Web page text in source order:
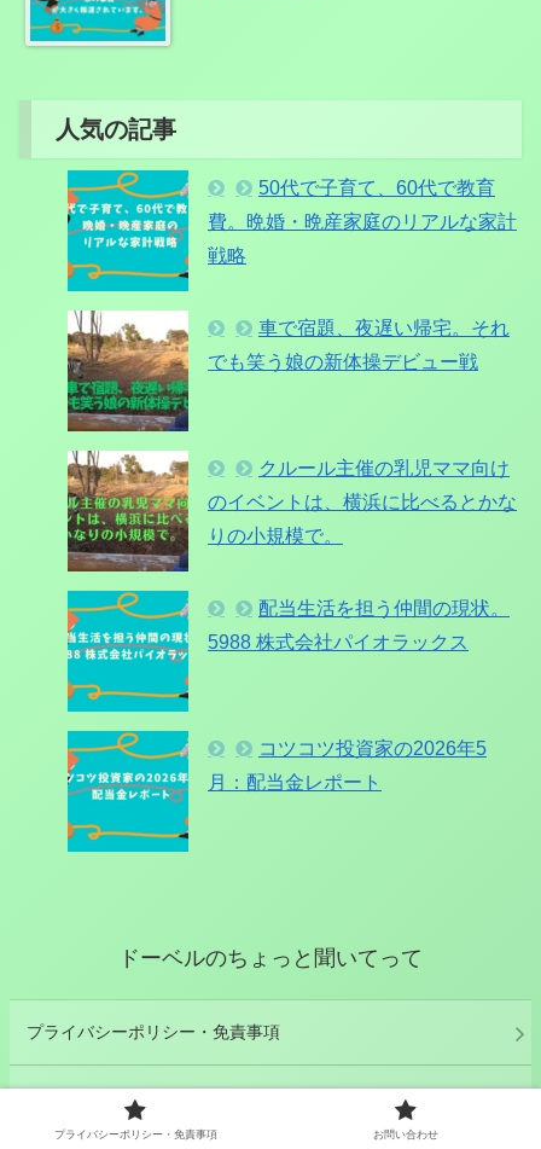
人気の記事
50代で子育て、60代で教育
費。晩婚・晩産家庭のリアルな家計
戦略
車で宿題、夜遅い帰宅。それ
でも笑う娘の新体操デビュー戦
クルール主催の乳児ママ向け
のイベントは、横浜に比べるとかな
りの小規模で。
配当生活を担う仲間の現状。
5988 株式会社パイオラックス
コツコツ投資家の2026年5
月：配当金レポート
ドーベルのちょっと聞いてって
プライバシーポリシー・免責事項
プライバシーポリシー・免責事項 お問い合わせ